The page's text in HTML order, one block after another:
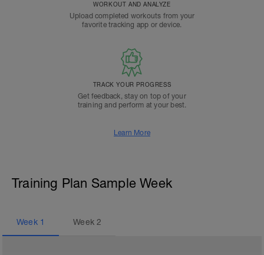
WORKOUT AND ANALYZE
Upload completed workouts from your
favorite tracking app or device.
TRACK YOUR PROGRESS
Get feedback, stay on top of your
training and perform at your best.
Learn More
Training Plan Sample Week
Week 1 Week2